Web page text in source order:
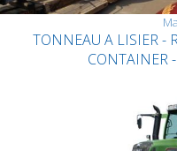
TONNEAU A LISIER -
CONTAINER